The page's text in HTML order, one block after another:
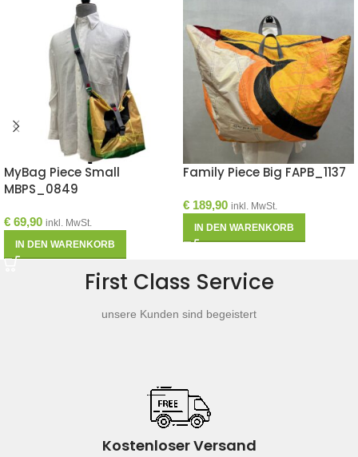
MyBag Piece Small
MBPS_0849
€ 69,90 inkl. MwSt.
IN DEN WARENKORB
Family Piece Big FAPB_1137
€ 189,90 inkl. MwSt.
IN DEN WARENKORB
First Class Service
unsere Kunden sind begeistert
Kostenloser Versand